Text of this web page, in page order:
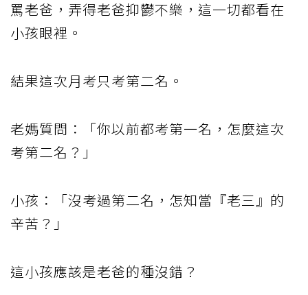
罵老爸，弄得老爸抑鬱不樂，這一切都看在
小孩眼裡。
結果這次月考只考第二名。
老媽質問：「你以前都考第一名，怎麼這次
考第二名？」
小孩：「沒考過第二名，怎知當『老三』的
辛苦？」
這小孩應該是老爸的種沒錯？